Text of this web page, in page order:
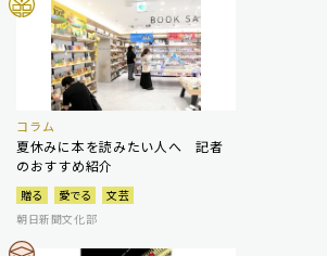
コラム
夏休みに本を読みたい人へ 記者
のおすすめ紹介
贈る 愛でる
文芸
朝日新聞文化部